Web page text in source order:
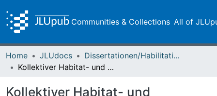
Communities & Collections All of
Home JLUdocs
Dissertationen/Habilitationen
Kollektiver Habitat- und Artenschutz in der offenen Agrarlandschaft
Kollektiver Habitat- und